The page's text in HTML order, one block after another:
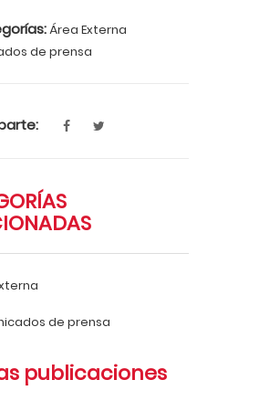
Área Externa
de prensa
de prensa
publicaciones